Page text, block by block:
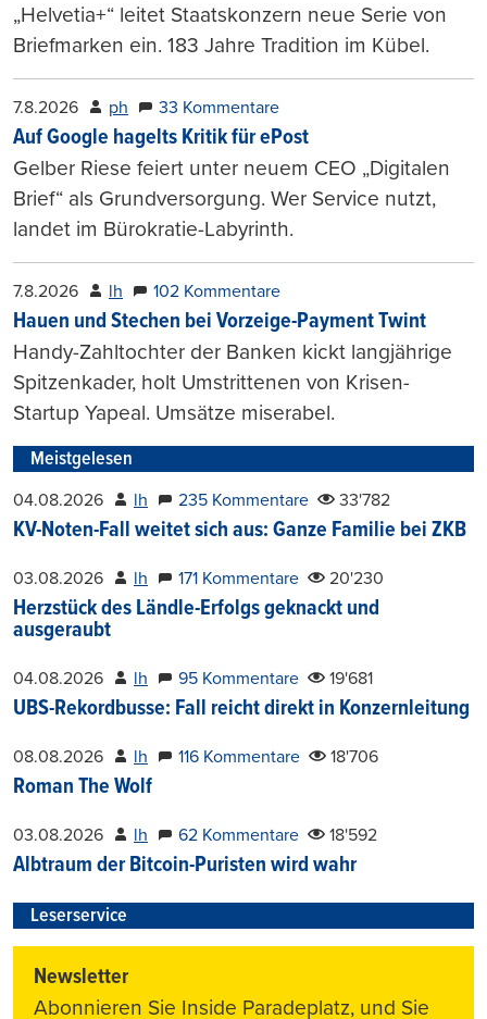
„Helvetia+“ leitet Staatskonzern neue Serie von
Briefmarken ein. 183 Jahre Tradition im Kübel.
7.8.2026 ph 33 Kommentare
Auf Google hagelts Kritik für ePost
Gelber Riese feiert unter neuem CEO „Digitalen
Brief“ als Grundversorgung. Wer Service nutzt,
landet im Bürokratie-Labyrinth.
7.8.2026 lh 102 Kommentare
Hauen und Stechen bei Vorzeige-Payment Twint
Handy-Zahltochter der Banken kickt langjährige
Spitzenkader, holt Umstrittenen von Krisen-
Startup Yapeal. Umsätze miserabel.
Meistgelesen
04.08.2026 lh 235 Kommentare 33'782
KV-Noten-Fall weitet sich aus: Ganze Familie bei ZKB
03.08.2026 lh 171 Kommentare 20'230
Herzstück des Ländle-Erfolgs geknackt und
ausgeraubt
04.08.2026 lh 95 Kommentare 19'681
UBS-Rekordbusse: Fall reicht direkt in Konzernleitung
08.08.2026 lh 116 Kommentare 18'706
Roman The Wolf
03.08.2026 lh 62 Kommentare 18'592
Albtraum der Bitcoin-Puristen wird wahr
Leserservice
Newsletter
Abonnieren Sie Inside Paradeplatz, und Sie